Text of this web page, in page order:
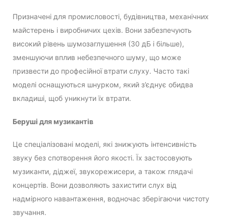
Призначені для промисловості, будівництва, механічних
майстерень і виробничих цехів. Вони забезпечують
високий рівень шумозаглушення (30 дБ і більше),
зменшуючи вплив небезпечного шуму, що може
призвести до професійної втрати слуху. Часто такі
моделі оснащуються шнурком, який з’єднує обидва
вкладиші, щоб уникнути їх втрати.
Беруші для музикантів
Це спеціалізовані моделі, які знижують інтенсивність
звуку без спотворення його якості. Їх застосовують
музиканти, діджеї, звукорежисери, а також глядачі
концертів. Вони дозволяють захистити слух від
надмірного навантаження, водночас зберігаючи чистоту
звучання.